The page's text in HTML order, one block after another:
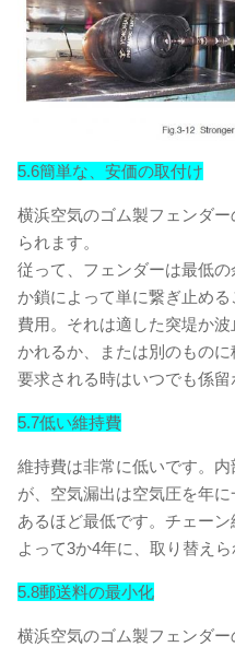
5.6簡単な、安価の取付け
横浜空気のゴム製フェンダ
られます。
従って、フェンダーは最低
か鎖によって単に繋ぎ止め
費用。それは適した突堤か
かれるか、または別のもの
要求される時はいつでも係留
5.7低い維持費
維持費は非常に低いです。
が、空気漏出は空気圧を年
あるほど最低です。チェー
よって3か4年に、取り替えら
5.8郵送料の最小化
横浜空気のゴム製フェンダ